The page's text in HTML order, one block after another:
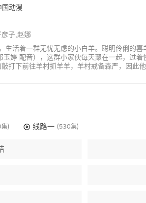
国动漫
子,赵娜
生活着一群无忧无虑的小白羊。聪明伶俐的
玉婷 配音），这群小家伙每天聚在一起，
打下前往羊村抓羊羊，羊村戒备森严，因此
) 线路一 (530集)